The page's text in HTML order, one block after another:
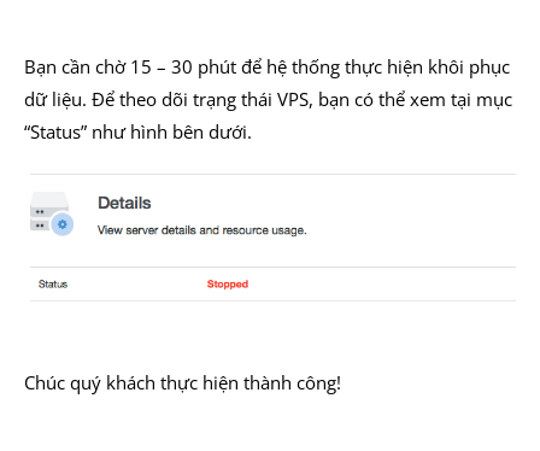
Bạn cần chờ 15 – 30 phút để hệ thống thực hiện khôi phục
dữ liệu. Để theo dõi trạng thái VPS, bạn có thể xem tại mục
“Status” như hình bên dưới.
Chúc quý khách thực hiện thành công!